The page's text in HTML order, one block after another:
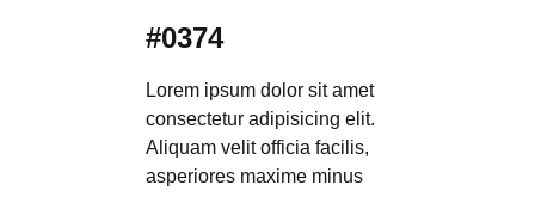
#0374
Lorem ipsum dolor sit amet
consectetur adipisicing elit.
Aliquam velit officia facilis,
asperiores maxime minus